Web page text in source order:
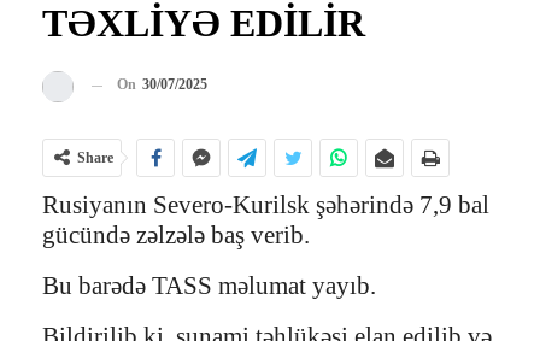
TƏXLİYƏ EDİLİR
On 30/07/2025
Share
Rusiyanın Severo-Kurilsk şəhərində 7,9 bal
gücündə zəlzələ baş verib.
Bu barədə TASS məlumat yayıb.